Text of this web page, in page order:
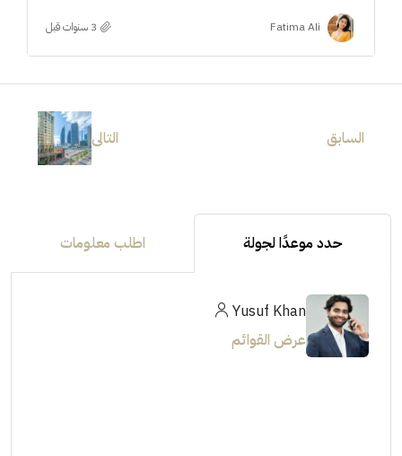
Fatima Ali
السابق التالى
حدد موعدًا لجولة اطلب معلومات
Yusuf Khan
عرض القوائم